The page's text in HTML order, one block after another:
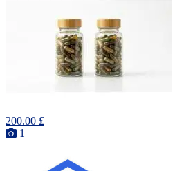
200.00 £
1